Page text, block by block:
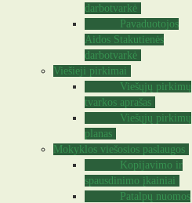
darbotvarkė
Pavaduotojos
Aidos Stakutienės
darbotvarkė
Viešieji pirkimai
Viešųjų pirkimų
tvarkos aprašas
Viešųjų pirkimų
planas
Mokyklos viešosios paslaugos
Kopijavimo ir
spausdinimo įkainiai
Patalpų nuomos